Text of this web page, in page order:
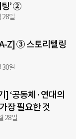
팅’ ②
28일
Z] ③ 스토리텔링
30일
] ‘공동체·연대의
장 필요한 것
28일